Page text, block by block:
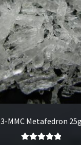
3-MMC Metafedron 25g